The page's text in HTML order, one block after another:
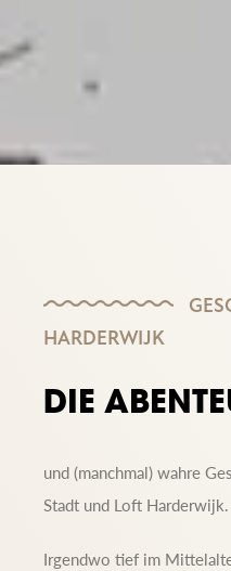
HARDERWIJK
DIE
und (manchmal) wahre
Stadt und Loft Harderwijk.
Irgendwo tief im